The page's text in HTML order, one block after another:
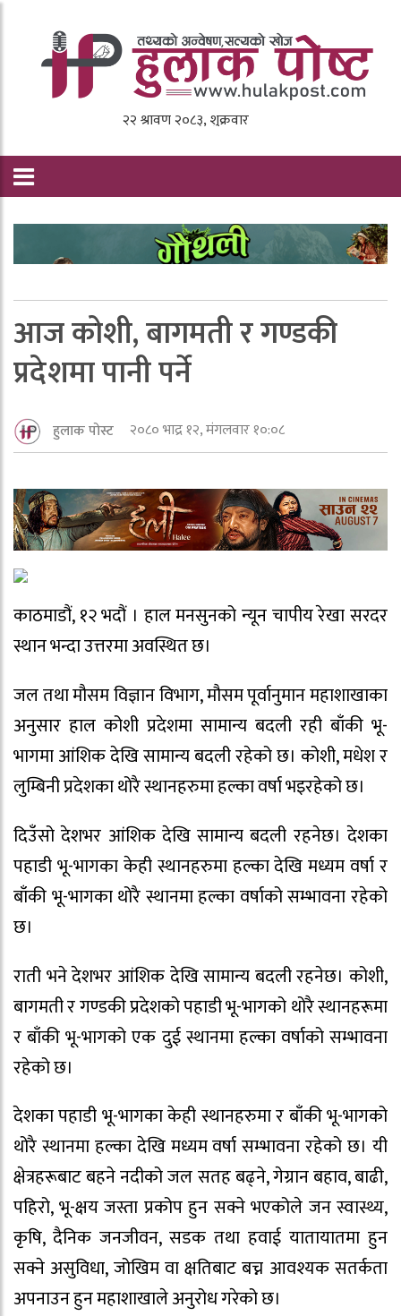
आज कोशी, बागमती र गण्डकी
प्रदेशमा पानी पर्ने
हुलाक पोस्ट २०८० भाद्र १२, मंगलवार १०:०८
काठमाडौं, १२ भदौं । हाल मनसुनको न्यून चापीय रेखा सरदर
स्थान भन्दा उत्तरमा अवस्थित छ।
जल तथा मौसम विज्ञान विभाग, मौसम पूर्वानुमान महाशाखाका
अनुसार हाल कोशी प्रदेशमा सामान्य बदली रही बाँकी भू-
भागमा आंशिक देखि सामान्य बदली रहेको छ। कोशी, मधेश र
लुम्बिनी प्रदेशका थोरै स्थानहरुमा हल्का वर्षा भइरहेको छ।
दिउँसो देशभर आंशिक देखि सामान्य बदली रहनेछ। देशका
पहाडी भू-भागका केही स्थानहरुमा हल्का देखि मध्यम वर्षा र
बाँकी भू-भागका थोरै स्थानमा हल्का वर्षाको सम्भावना रहेको
छ।
राती भने देशभर आंशिक देखि सामान्य बदली रहनेछ। कोशी,
बागमती र गण्डकी प्रदेशको पहाडी भू-भागको थोरै स्थानहरूमा
र बाँकी भू-भागको एक दुई स्थानमा हल्का वर्षाको सम्भावना
रहेको छ।
देशका पहाडी भू-भागका केही स्थानहरुमा र बाँकी भू-भागको
थोरै स्थानमा हल्का देखि मध्यम वर्षा सम्भावना रहेको छ। यी
क्षेत्रहरूबाट बहने नदीको जल सतह बढ्ने, गेग्रान बहाव, बाढी,
पहिरो, भू-क्षय जस्ता प्रकोप हुन सक्ने भएकोले जन स्वास्थ्य,
कृषि, दैनिक जनजीवन, सडक तथा हवाई यातायातमा हुन
सक्ने असुविधा, जोखिम वा क्षतिबाट बच्न आवश्यक सतर्कता
अपनाउन हुन महाशाखाले अनुरोध गरेको छ।